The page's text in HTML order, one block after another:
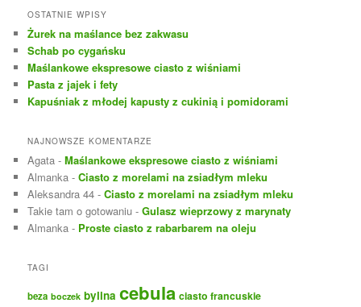
k
a
j
OSTATNIE WPISY
Żurek na maślance bez zakwasu
Schab po cygańsku
Maślankowe ekspresowe ciasto z wiśniami
Pasta z jajek i fety
Kapuśniak z młodej kapusty z cukinią i pomidorami
NAJNOWSZE KOMENTARZE
Agata -Maślankowe ekspresowe ciasto z wiśniami
Almanka -Ciasto z morelami na zsiadłym mleku
Aleksandra 44 -Ciasto z morelami na zsiadłym mleku
Takie tam o gotowaniu -Gulasz wieprzowy z marynaty
Almanka - Proste ciasto z rabarbarem na oleju
TAGI
beza boczek bylina cebula ciasto francuskie